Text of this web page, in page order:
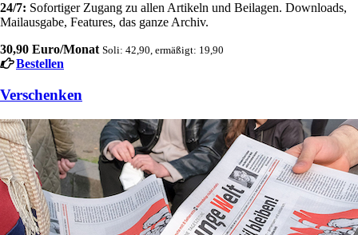
24/7: Sofortiger Zugang zu allen Artikeln und Beilagen. Downloads,
Mailausgabe, Features, das ganze Archiv.
30,90 Euro/Monat Soli: 42,90, ermäßigt: 19,90
Bestellen
Verschenken